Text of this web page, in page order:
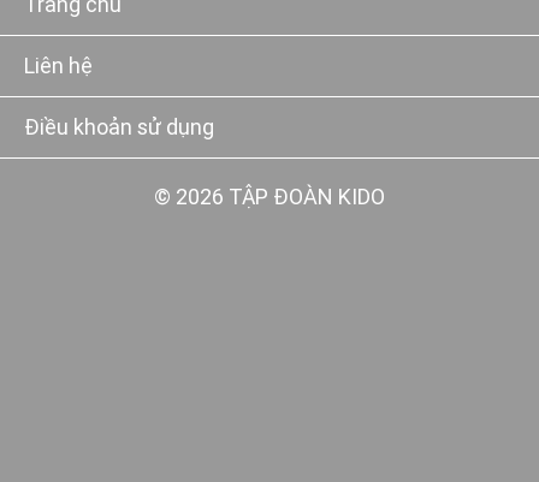
Trang chủ
Liên hệ
Điều khoản sử dụng
© 2026 TẬP ĐOÀN KIDO